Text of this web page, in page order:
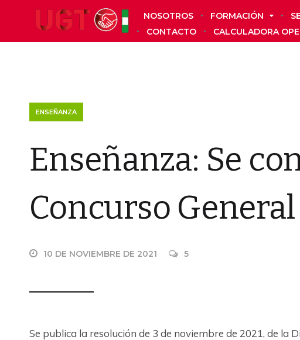
NOSOTROS FORMACIÓN
CONTACTO
CALCULADORA
ENSEÑANZA
Enseñanza: Se
Concurso
10 DE NOVIEMBRE DE 2021 5
Se publica la resolución de 3 de noviembre de 2021, de la